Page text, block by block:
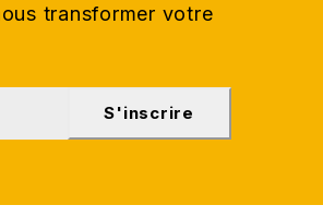
transformer votre
S'inscrire